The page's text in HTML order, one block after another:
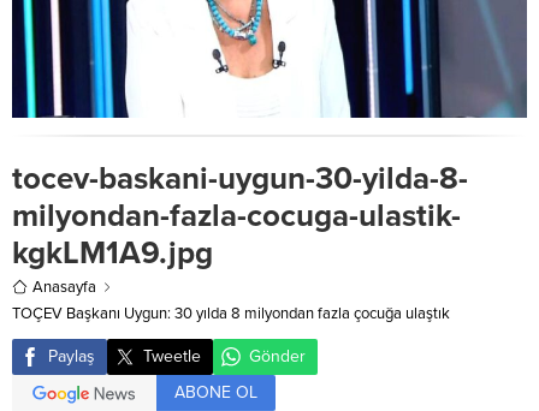
tocev-baskani-uygun-30-yilda-8-
milyondan-fazla-cocuga-ulastik-
kgkLM1A9.jpg
Anasayfa
TOÇEV Başkanı Uygun: 30 yılda 8 milyondan fazla çocuğa ulaştık
Paylaş Tweetle
Gönder
ABONE OL